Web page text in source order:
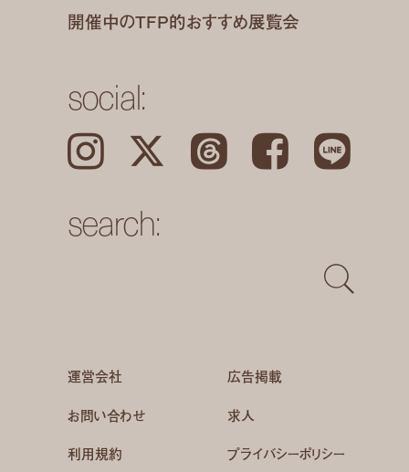
開催中のTFP的おすすめ展覧会
social:
Instagram 𝕏 Threads Facebook LINE
search:
運営会社
広告掲載
お問い合わせ
求人
利用規約 プライバシーポリシー